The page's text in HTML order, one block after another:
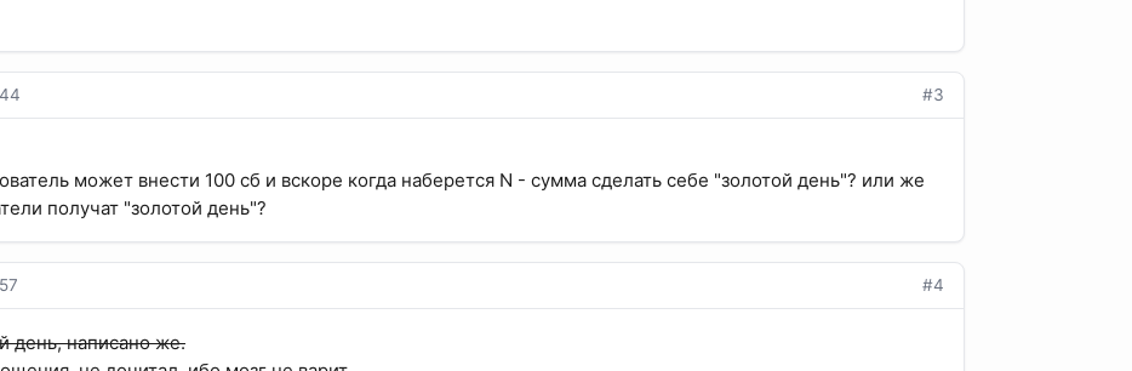
#3
может внести 100 сб и вскоре когда наберется N - сумма сделать себе "золотой день"? или же
получат "золотой день"?
#4
день, написано же.